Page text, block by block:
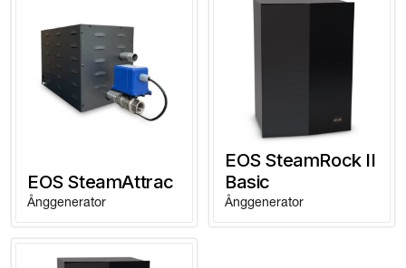
EOS SteamAttrac
Ånggenerator
EOS SteamRock II
Basic
Ånggenerator